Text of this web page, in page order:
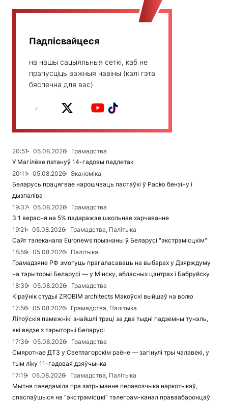
Падпісвайцеся
на нашы сацыяльныя сеткі, каб не
прапусціць важныя навіны (калі гэта
бяспечна для вас)
20:51 05.08.2026
Грамадства
У Магілёве патануў 14-гадовы падлетак
20:11
05.08.2026
Эканоміка
Беларусь працягвае нарошчваць пастаўкі ў Расію бензіну і
дызпаліва
19:37
05.08.2026
Грамадства
З 1 верасня на 5% падаражэе школьнае харчаванне
19:21
05.08.2026
Грамадства, Палітыка
Сайт тэлеканала Euronews прызнаны ў Беларусі "экстрэмісцкім"
18:59
05.08.2026
Палітыка
Грамадзяне РФ змогуць прагаласаваць на выбарах у Дзярждуму
на тэрыторыі Беларусі — у Мінску, абласных цэнтрах і Бабруйску
18:39
05.08.2026
Грамадства
Кіраўнік студыі ZROBIM architects Макоўскі выйшаў на волю
17:56
05.08.2026
Грамадства, Палітыка
Літоўскія памежнікі знайшлі трэці за два тыдні падземны тунэль,
які вядзе з тэрыторыі Беларусі
17:36
05.08.2026
Грамадства
Смяротнае ДТЗ у Светлагорскім раёне — загінулі тры чалавекі, у
тым ліку 11-гадовая дзяўчынка
17:19
05.08.2026
Грамадства, Палітыка
Мытня паведаміла пра затрыманне перавозчыка наркотыкаў,
спаслаўшыся на “экстрэмісцкі” тэлеграм-канал праваабаронцаў